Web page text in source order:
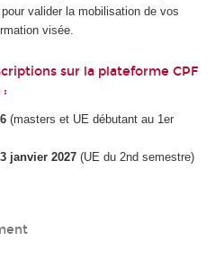
valider la mobilisation de vos
visée.
sur la plateforme CPF
:
(masters et UE débutant au 1er
janvier 2027 (UE du 2nd semestre)